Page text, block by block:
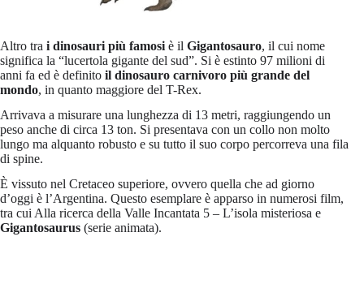
Altro tra i dinosauri più famosi è il Gigantosauro, il cui nome
significa la “lucertola gigante del sud”. Si è estinto 97 milioni di
anni fa ed è definito il dinosauro carnivoro più grande del
mondo, in quanto maggiore del T-Rex.
Arrivava a misurare una lunghezza di 13 metri, raggiungendo un
peso anche di circa 13 ton. Si presentava con un collo non molto
lungo ma alquanto robusto e su tutto il suo corpo percorreva una fila
di spine.
È vissuto nel Cretaceo superiore, ovvero quella che ad giorno
d’oggi è l’Argentina. Questo esemplare è apparso in numerosi film,
tra cui Alla ricerca della Valle Incantata 5 – L’isola misteriosa e
Gigantosaurus (serie animata).